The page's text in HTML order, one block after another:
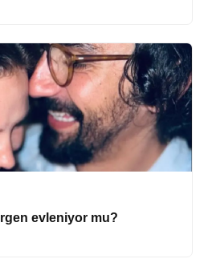
evleniyor mu?